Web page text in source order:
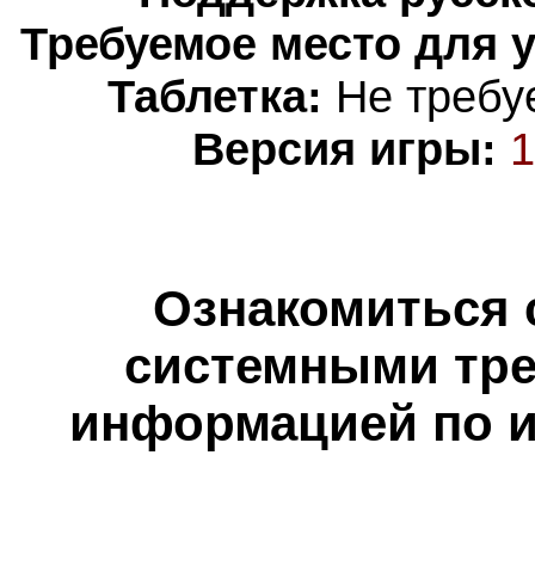
Требуемое место для
Таблетка: Не
Версия игры:
Ознакомиться
системными
информацией по